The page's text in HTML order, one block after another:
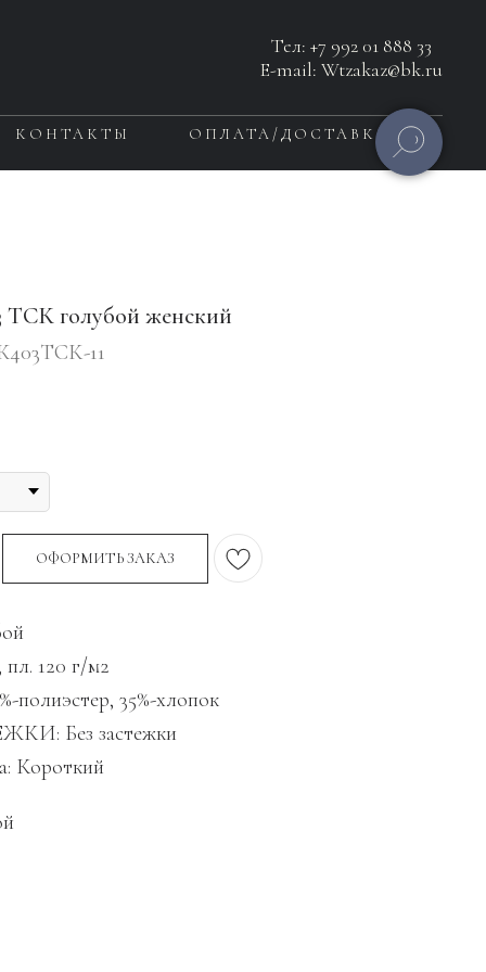
Тел: +7 992 01 888 33
E-mail: Wtzakaz@bk.ru
КОНТАКТЫ ОПЛАТА/ДОСТАВКА
ТСК голубой женский
11
ОФОРМИТЬ ЗАКАЗ
120 г/м2
35%-хлопок
Без застежки
Короткий